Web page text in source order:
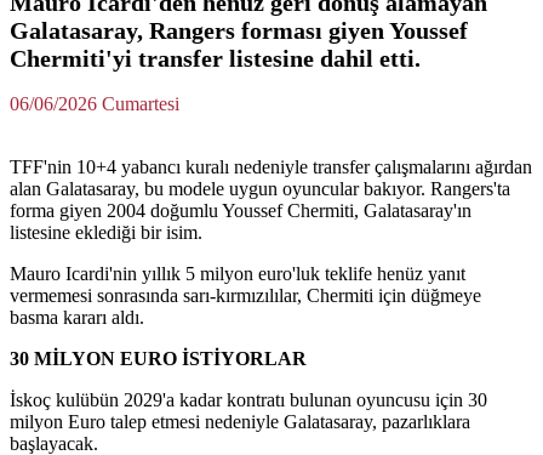
Galatasaray, Rangers forması giyen Youssef
Chermiti'yi transfer listesine dahil etti.
06/06/2026 Cumartesi
TFF'nin 10+4 yabancı kuralı nedeniyle transfer çalışmalarını ağırdan
alan Galatasaray, bu modele uygun oyuncular bakıyor. Rangers'ta
forma giyen 2004 doğumlu Youssef Chermiti, Galatasaray'ın
listesine eklediği bir isim.
Mauro Icardi'nin yıllık 5 milyon euro'luk teklife henüz yanıt
vermemesi sonrasında sarı-kırmızılılar, Chermiti için düğmeye
basma kararı aldı.
30 MİLYON EURO İSTİYORLAR
İskoç kulübün 2029'a kadar kontratı bulunan oyuncusu için 30
milyon Euro talep etmesi nedeniyle Galatasaray, pazarlıklara
başlayacak.